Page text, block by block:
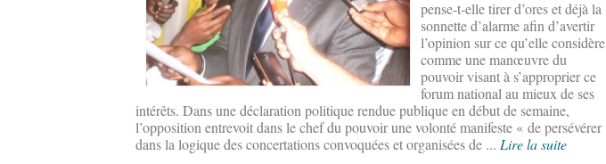
pense-t-elle tirer d’ores et déjà la
sonnette d’alarme afin d’avertir
l’opinion sur ce qu’elle considère
comme une manœuvre du
pouvoir visant à s’approprier ce
forum national au mieux de ses
intérêts. Dans une déclaration politique rendue publique en début de semaine,
l’opposition entrevoit dans le chef du pouvoir une volonté manifeste « de persévérer
dans la logique des concertations convoquées et organisées de ... Lire la suite